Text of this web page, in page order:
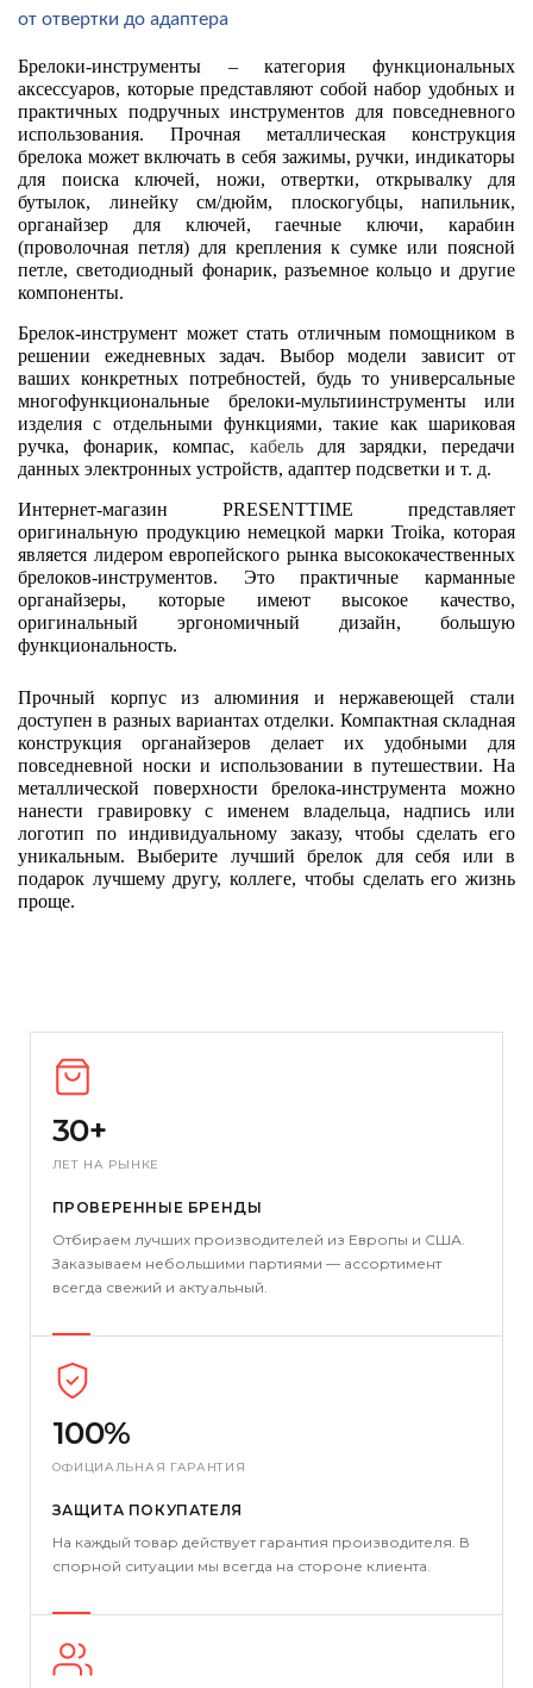
от отвертки до адаптера
Брелоки-инструменты – категория функциональных
аксессуаров, которые представляют собой набор удобных и
практичных подручных инструментов для повседневного
использования. Прочная металлическая конструкция
брелока может включать в себя зажимы, ручки, индикаторы
для поиска ключей, ножи, отвертки, открывалку для
бутылок, линейку см/дюйм, плоскогубцы, напильник,
органайзер для ключей, гаечные ключи, карабин
(проволочная петля) для крепления к сумке или поясной
петле, светодиодный фонарик, разъемное кольцо и другие
компоненты.
Брелок-инструмент может стать отличным помощником в
решении ежедневных задач. Выбор модели зависит от
ваших конкретных потребностей, будь то универсальные
многофункциональные брелоки-мультиинструменты или
изделия с отдельными функциями, такие как шариковая
ручка, фонарик, компас, кабель для зарядки, передачи
данных электронных устройств, адаптер подсветки и т. д.
Интернет-магазин PRESENTTIME представляет
оригинальную продукцию немецкой марки Troika, которая
является лидером европейского рынка высококачественных
брелоков-инструментов. Это практичные карманные
органайзеры, которые имеют высокое качество,
оригинальный эргономичный дизайн, большую
функциональность.
Прочный корпус из алюминия и нержавеющей стали
доступен в разных вариантах отделки. Компактная складная
конструкция органайзеров делает их удобными для
повседневной носки и использовании в путешествии. На
металлической поверхности брелока-инструмента можно
нанести гравировку с именем владельца, надпись или
логотип по индивидуальному заказу, чтобы сделать его
уникальным. Выберите лучший брелок для себя или в
подарок лучшему другу, коллеге, чтобы сделать его жизнь
проще.
30+
ЛЕТ НА РЫНКЕ
ПРОВЕРЕННЫЕ БРЕНДЫ
Отбираем лучших производителей из Европы и США.
Заказываем небольшими партиями — ассортимент
всегда свежий и актуальный.
100%
ОФИЦИАЛЬНАЯ ГАРАНТИЯ
ЗАЩИТА ПОКУПАТЕЛЯ
На каждый товар действует гарантия производителя. В
спорной ситуации мы всегда на стороне клиента.